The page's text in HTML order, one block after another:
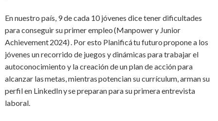
En nuestro país, 9 de cada 10 jóvenes dice tener dificultades
para conseguir su primer empleo (Manpower y Junior
Achievement 2024) . Por esto Planificá tu futuro propone a los
jóvenes un recorrido de juegos y dinámicas para trabajar el
autoconocimiento y la creación de un plan de acción para
alcanzar las metas, mientras potencian su currículum, arman su
perfil en LinkedIn y se preparan para su primera entrevista
laboral.